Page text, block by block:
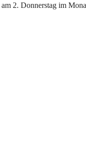
2. Donnerstag im